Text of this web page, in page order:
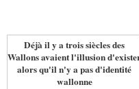
Déjà il y a trois siècles des
Wallons avaient l'illusion
alors qu'il n'y a pas d'identité
wallonne